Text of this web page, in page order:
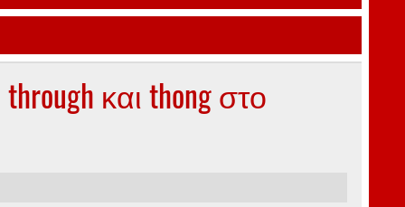
και thong στο